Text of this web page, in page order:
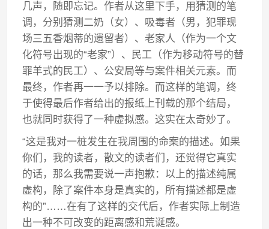
几声，随即忘记。作者从这里下手，用猜测的笔
调，分别猜测二奶（女）、吸毒者（男，犯罪现
场三五香烟蒂的遗留者）、老家人（作为一个文
化符号出现的“老家”）、民工（作为移动符号的替
罪羊式的民工）、公安局等与案件相关元素。而
最终，作者再一一予以排除。而这样的笔调，终
于使得最后作者给出的报纸上刊载的那个结局，
也就同时获得了一种虚拟感。这实在太奇妙了。
“这是我对一桩发生在我周围的命案的描述。如果
你们，我的读者，散文的读者们，还觉得它真实
的话，那么我需要说一声抱歉：以上的描述纯属
虚构，除了案件本身是真实的，所有描述都是虚
构的”……在有了这样的交代后，作者实际上制造
出一种不可改变的距离感和荒诞感。